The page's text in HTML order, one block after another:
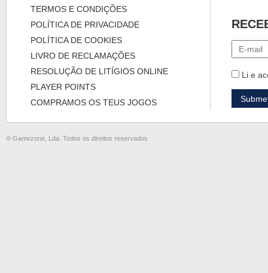
TERMOS E CONDIÇÕES
POLÍTICA DE PRIVACIDADE
POLÍTICA DE COOKIES
LIVRO DE RECLAMAÇÕES
RESOLUÇÃO DE LITÍGIOS ONLINE
PLAYER POINTS
COMPRAMOS OS TEUS JOGOS
Li e
® Gamezone, Lda. Todos os direitos reservados